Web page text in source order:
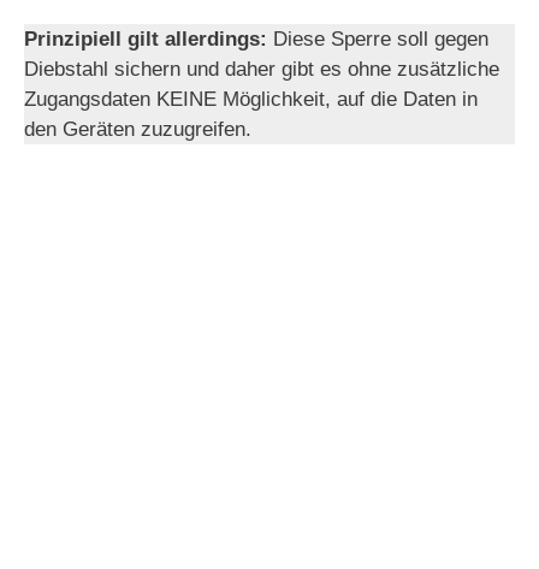
Prinzipiell gilt allerdings: Diese Sperre soll gegen
Diebstahl sichern und daher gibt es ohne zusätzliche
Zugangsdaten KEINE Möglichkeit, auf die Daten in
den Geräten zuzugreifen.